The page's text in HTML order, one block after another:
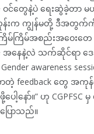
ဝင်တွေနဲ့ပဲ ရေးဆွဲခဲ့တာ
းက ကျွန်မတို့ ဒီအတွက်ကို
ြိမ်ကြိမ်အစည်းအဝေး
အနေနဲ့လဲ သက်ဆိုင်ရာ
awareness
feedback တွေ အကုန်
နော်။” ဟု CGPFSC
ြောသည်။